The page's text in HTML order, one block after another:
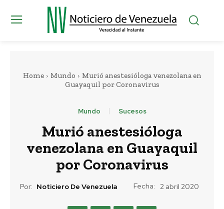
Home Mundo
Murió anestesióloga venezolana en
Guayaquil por Coronavirus
Mundo Sucesos
Murió anestesióloga
venezolana en Guayaquil
por Coronavirus
Por: Noticiero De Venezuela Fecha: 2 abril 2020